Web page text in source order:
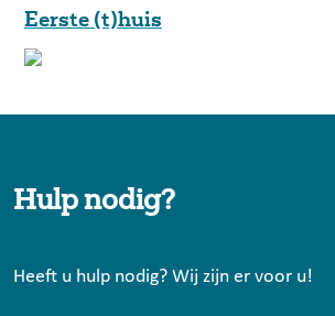
Eerste (t)huis
Hulp nodig?
Heeft u hulp nodig? Wij zijn er voor u!